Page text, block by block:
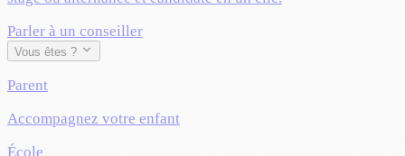
Parler à un conseiller
Vous êtes ?
Parent
Accompagnez votre enfant
École